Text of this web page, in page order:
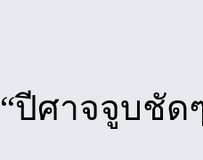
“ปีศาจจูบชัด